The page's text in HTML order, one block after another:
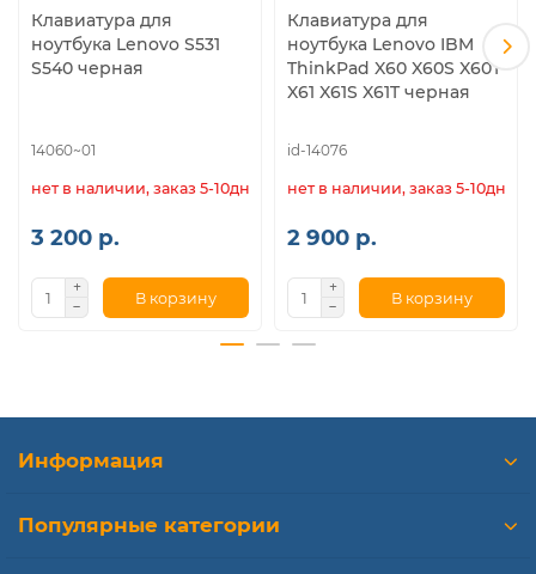
Клавиатура для
ноутбука Lenovo S531
S540 черная
14060~01
нет в наличии, заказ 5-10дн.
3 200 р.
В корзину
Клавиатура для
ноутбука Lenovo IBM
ThinkPad X60 X60S X60T
X61 X61S X61T черная
id-14076
нет в наличии, заказ 5-10дн.
2 900 р.
В корзину
Информация
Популярные категории